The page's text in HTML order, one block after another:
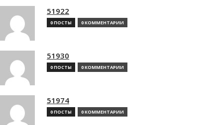
51922
0 ПОСТЫ 0 КОММЕНТАРИИ
51930
0 ПОСТЫ 0 КОММЕНТАРИИ
51974
0 ПОСТЫ 0 КОММЕНТАРИИ